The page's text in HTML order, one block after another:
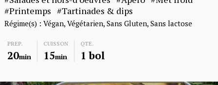
Printemps
Tartinades & dips
Régime(s) : Végan Végétarien Sans Gluten Sans lactose
PREP.
20min
CUISSON
15min
QTE.
1 bol